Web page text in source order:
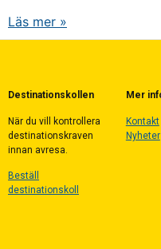
Läs mer »
Destinationskollen
När du vill kontrollera
destinationskraven
innan avresa.
Beställ
destinationskoll
Mer
Kontakt
Nyheter